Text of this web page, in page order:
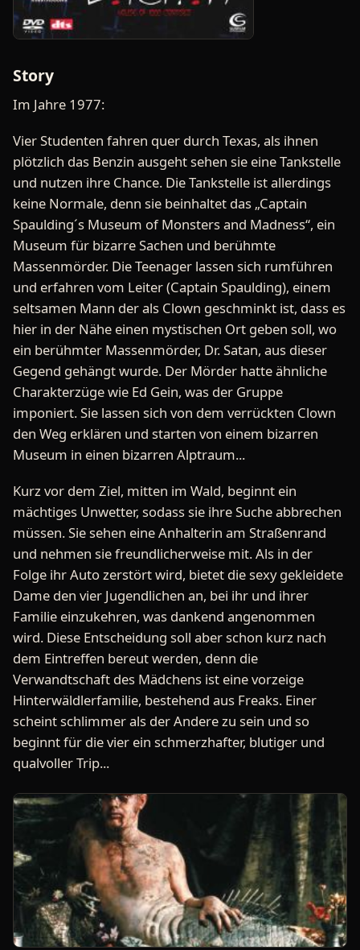
Story
Im Jahre 1977:
Vier Studenten fahren quer durch Texas, als ihnen
plötzlich das Benzin ausgeht sehen sie eine Tankstelle
und nutzen ihre Chance. Die Tankstelle ist allerdings
keine Normale, denn sie beinhaltet das „Captain
Spaulding´s Museum of Monsters and Madness“, ein
Museum für bizarre Sachen und berühmte
Massenmörder. Die Teenager lassen sich rumführen
und erfahren vom Leiter (Captain Spaulding), einem
seltsamen Mann der als Clown geschminkt ist, dass es
hier in der Nähe einen mystischen Ort geben soll, wo
ein berühmter Massenmörder, Dr. Satan, aus dieser
Gegend gehängt wurde. Der Mörder hatte ähnliche
Charakterzüge wie Ed Gein, was der Gruppe
imponiert. Sie lassen sich von dem verrückten Clown
den Weg erklären und starten von einem bizarren
Museum in einen bizarren Alptraum...
Kurz vor dem Ziel, mitten im Wald, beginnt ein
mächtiges Unwetter, sodass sie ihre Suche abbrechen
müssen. Sie sehen eine Anhalterin am Straßenrand
und nehmen sie freundlicherweise mit. Als in der
Folge ihr Auto zerstört wird, bietet die sexy gekleidete
Dame den vier Jugendlichen an, bei ihr und ihrer
Familie einzukehren, was dankend angenommen
wird. Diese Entscheidung soll aber schon kurz nach
dem Eintreffen bereut werden, denn die
Verwandtschaft des Mädchens ist eine vorzeige
Hinterwäldlerfamilie, bestehend aus Freaks. Einer
scheint schlimmer als der Andere zu sein und so
beginnt für die vier ein schmerzhafter, blutiger und
qualvoller Trip...